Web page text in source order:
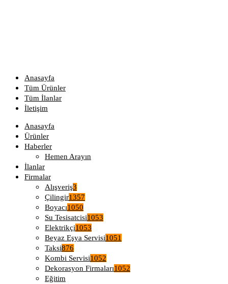
Anasayfa
Tüm Ürünler
Tüm İlanlar
İletişim
Anasayfa
Ürünler
Haberler
Hemen Arayın
İlanlar
Firmalar
Alışveriş3
Çilingir1357
Boyacı1050
Su Tesisatcisi1053
Elektrikçi1053
Beyaz Eşya Servisi1051
Taksi876
Kombi Servisi1052
Dekorasyon Firmaları1052
Eğitim